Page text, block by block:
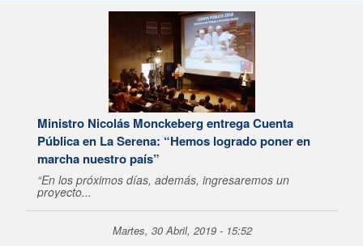
Ministro Nicolás Monckeberg entrega Cuenta
Pública en La Serena: “Hemos logrado poner en
marcha nuestro país”
“En los próximos días, además, ingresaremos un
proyecto...
Martes, 30 Abril, 2019 - 15:52